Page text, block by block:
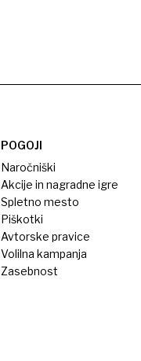
POGOJI
Naročniški
Akcije in nagradne igre
Spletno mesto
Piškotki
Avtorske pravice
Volilna kampanja
Zasebnost